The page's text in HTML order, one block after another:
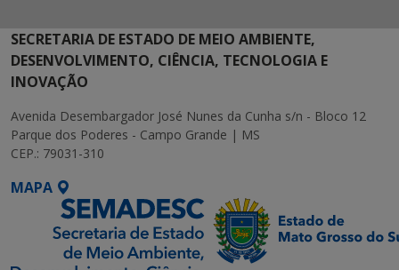
SECRETARIA DE ESTADO DE MEIO AMBIENTE,
DESENVOLVIMENTO, CIÊNCIA, TECNOLOGIA E
INOVAÇÃO
Avenida Desembargador José Nunes da Cunha s/n - Bloco 12
Parque dos Poderes - Campo Grande | MS
CEP.: 79031-310
MAPA